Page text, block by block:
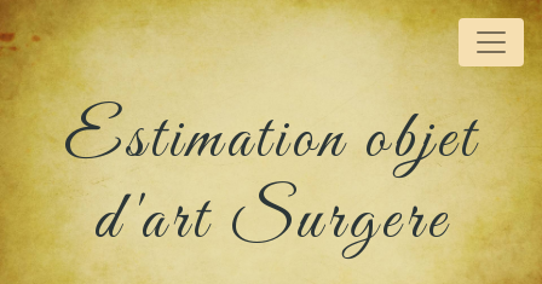
Panneau de gestion des cookies
Estimation objet
d'art Surgere